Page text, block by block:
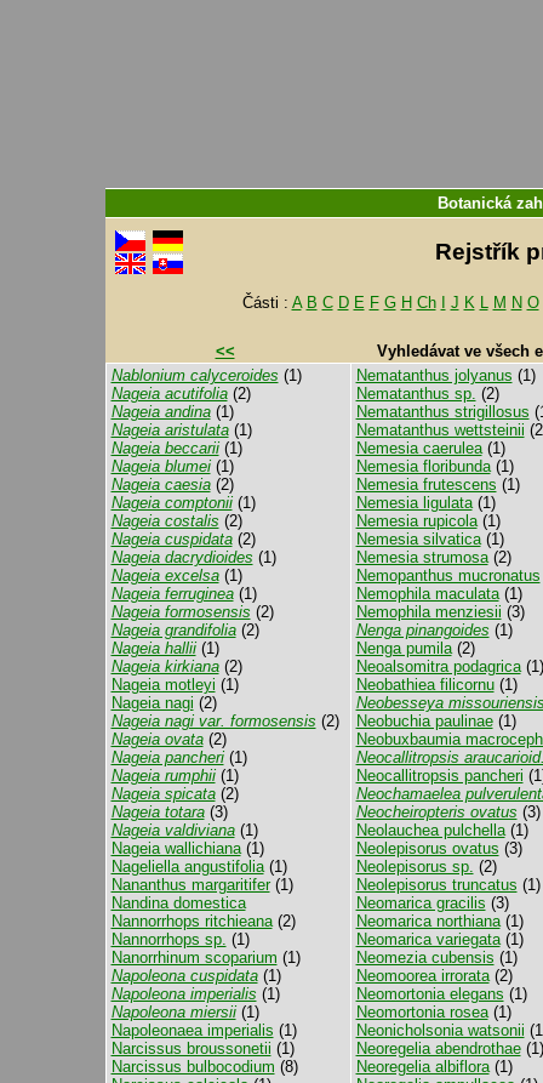
Botanická
Rejstřík
Části : A B C D E F G H Ch J K L M N O
<<
Vyhledávat ve všech
Nablonium calyceroides (1)
Nageia acutifolia(2)
Nageia andina(1)
Nageia aristulata(1)
Nageia beccarii(1)
Nageia blumei(1)
Nageia caesia(2)
Nageia comptonii(1)
Nageia costalis (2)
Nageia cuspidata(2)
Nageia dacrydioides (1)
Nageia excelsa(1)
Nageia ferruginea(1)
Nageia formosensis (2)
Nageia grandifolia(2)
Nageia hallii(1)
Nageia kirkiana(2)
Nageia motleyi (1)
Nageia nagi (2)
Nageia nagi var. formosensis (2)
Nageia ovata(2)
Nageia pancheri(1)
Nageia rumphii(1)
Nageia spicata(2)
Nageia totara(3)
Nageia valdiviana(1)
Nageia wallichiana(1)
Nageliella angustifolia(1)
Nananthus margaritifer(1)
Nandina domestica
Nannorrhops ritchieana(2)
Nannorrhops sp. (1)
Nanorrhinum scoparium (1)
Napoleona cuspidata(1)
Napoleona imperialis (1)
Napoleona miersii(1)
Napoleonaea imperialis (1)
Narcissus broussonetii (1)
Narcissus bulbocodium (8)
Nematanthus jolyanus (1)
Nematanthus sp. (2)
Nematanthus strigillosus
Nematanthus wettsteinii
Nemesia caerulea(1)
Nemesia floribunda(1)
Nemesia frutescens (1)
Nemesia ligulata(1)
Nemesia rupicola(1)
Nemesia silvatica(1)
Nemesia strumosa(2)
Nemopanthus mucronatus
Nemophila maculata(1)
Nemophila menziesii (3)
Nenga pinangoides (1)
Nenga pumila(2)
Neoalsomitra podagrica(1)
Neobathiea filicornu(1)
Neobesseya
Neobuchia paulinae(1)
Neobuxbaumia
Neocallitropsis
Neocallitropsis pancheri
Neochamaelea
Neocheiropteris ovatus (3)
Neolauchea pulchella(1)
Neolepisorus ovatus (3)
Neolepisorus sp. (2)
Neolepisorus truncatus (1)
Neomarica gracilis (3)
Neomarica northiana(1)
Neomarica variegata(1)
Neomezia cubensis (1)
Neomoorea irrorata(2)
Neomortonia elegans (1)
Neomortonia rosea(1)
Neonicholsonia watsonii
Neoregelia abendrothae(1)
Neoregelia albiflora(1)